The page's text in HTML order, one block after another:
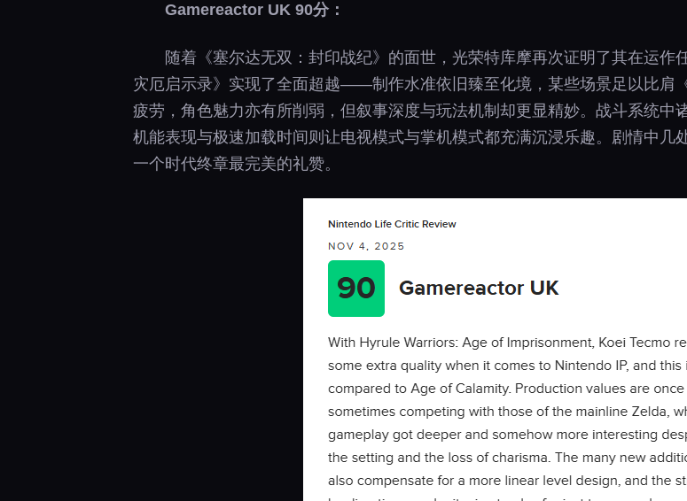
Gamereactor UK 90分：
随着《塞尔达无双：封印战纪》的面世，光荣特库摩再次证明了其在运作
灾厄启示录》实现了全面超越——制作水准依旧臻至化境，某些场景足以比肩
疲劳，角色魅力亦有所削弱，但叙事深度与玩法机制却更显精妙。战斗系统
机能表现与极速加载时间则让电视模式与掌机模式都充满沉浸乐趣。剧情中
一个时代终章最完美的礼赞。